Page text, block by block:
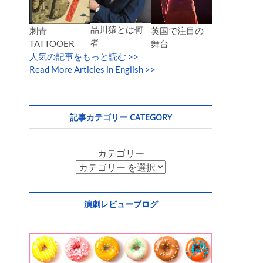
刺青
TATTOOER
品川猿とは何
者
英国で注目の
舞台
人気の記事をもっと読む >>
Read More Articles in English >>
記事カテゴリー CATEGORY
カテゴリー
演劇レビューブログ